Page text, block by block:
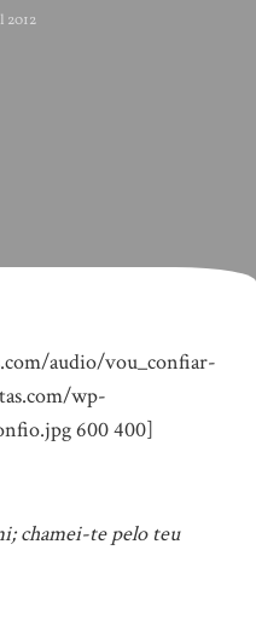
2012
audio/vou_confiar-
wp-
600 400]
chamei-te pelo teu